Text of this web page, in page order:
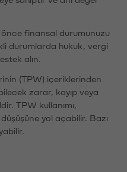
finansal durumunuzu
durumlarda hukuk, vergi
alın.
(TPW) içeriklerinden
zarar, kayıp veya
TPW kullanımı,
yol açabilir. Bazı